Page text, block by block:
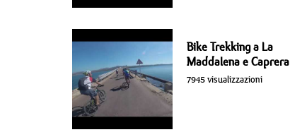
Bike Trekking a La
Maddalena e Caprera
7945 visualizzazioni